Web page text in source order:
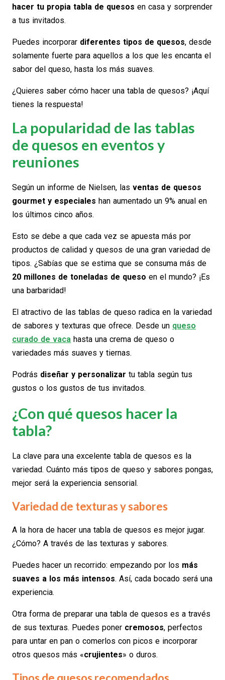
hacer tu propia tabla de quesos en casa y sorprender
a tus invitados.
Puedes incorporar diferentes tipos de quesos, desde
solamente fuerte para aquellos a los que les encanta el
sabor del queso, hasta los más suaves.
¿Quieres saber cómo hacer una tabla de quesos? ¡Aquí
tienes la respuesta!
La popularidad de las tablas
de quesos en eventos y
reuniones
Según un informe de Nielsen, las ventas de quesos
gourmet y especiales han aumentado un 9% anual en
los últimos cinco años.
Esto se debe a que cada vez se apuesta más por
productos de calidad y quesos de una gran variedad de
tipos. ¿Sabías que se estima que se consuma más de
20 millones de toneladas de queso en el mundo? ¡Es
una barbaridad!
El atractivo de las tablas de queso radica en la variedad
de sabores y texturas que ofrece. Desde un queso
curado de vaca hasta una crema de queso o
variedades más suaves y tiernas.
Podrás diseñar y personalizar tu tabla según tus
gustos o los gustos de tus invitados.
¿Con qué quesos hacer la
tabla?
La clave para una excelente tabla de quesos es la
variedad. Cuánto más tipos de queso y sabores pongas,
mejor será la experiencia sensorial.
Variedad de texturas y sabores
A la hora de hacer una tabla de quesos es mejor jugar.
¿Cómo? A través de las texturas y sabores.
Puedes hacer un recorrido: empezando por los más
suaves a los más intensos. Así, cada bocado será una
experiencia.
Otra forma de preparar una tabla de quesos es a través
de sus texturas. Puedes poner cremosos, perfectos
para untar en pan o comerlos con picos e incorporar
otros quesos más «crujientes» o duros.